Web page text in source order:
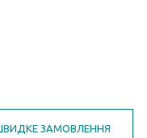
ЗАМОВЛЕННЯ